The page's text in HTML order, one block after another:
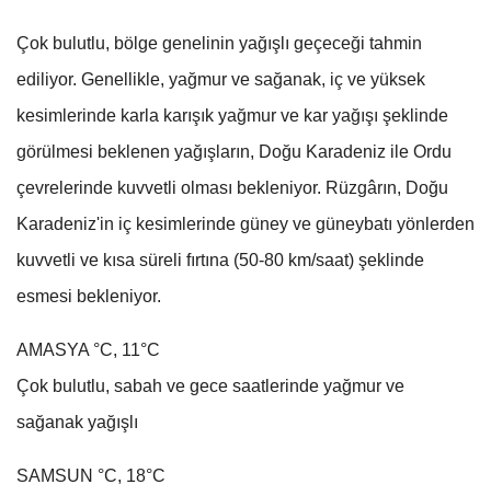
Çok bulutlu, bölge genelinin yağışlı geçeceği tahmin
ediliyor. Genellikle, yağmur ve sağanak, iç ve yüksek
kesimlerinde karla karışık yağmur ve kar yağışı şeklinde
görülmesi beklenen yağışların, Doğu Karadeniz ile Ordu
çevrelerinde kuvvetli olması bekleniyor. Rüzgârın, Doğu
Karadeniz'in iç kesimlerinde güney ve güneybatı yönlerden
kuvvetli ve kısa süreli fırtına (50-80 km/saat) şeklinde
esmesi bekleniyor.
AMASYA °C, 11°C
Çok bulutlu, sabah ve gece saatlerinde yağmur ve
sağanak yağışlı
SAMSUN °C, 18°C